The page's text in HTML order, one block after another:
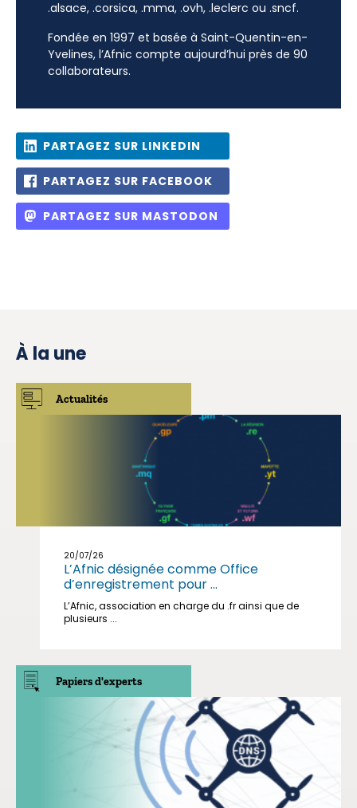
.alsace, .corsica, .mma, .ovh, .leclerc ou .sncf.
Fondée en 1997 et basée à Saint-Quentin-en-
Yvelines, l’Afnic compte aujourd’hui près de 90
collaborateurs.
PARTAGEZ SUR LINKEDIN
PARTAGEZ SUR FACEBOOK
PARTAGEZ SUR MASTODON
À la une
Actualités
20/07/26
L’Afnic désignée comme Office
d’enregistrement pour ...
L’Afnic, association en charge du .fr ainsi que de
plusieurs ...
Papiers d'experts